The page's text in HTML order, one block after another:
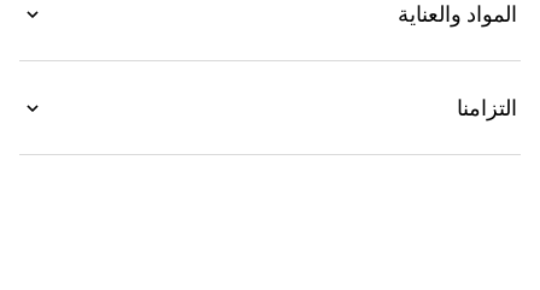
المواد والعناية
التزامنا